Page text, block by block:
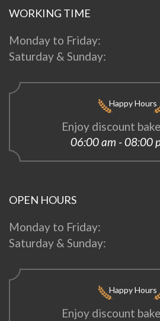
WORKING TIME
Monday to Friday:
Saturday & Sunday:
Happy Hours
Enjoy discount
06:00 am - 08:00
OPEN HOURS
Monday to Friday:
Saturday & Sunday:
Happy Hours
Enjoy discount